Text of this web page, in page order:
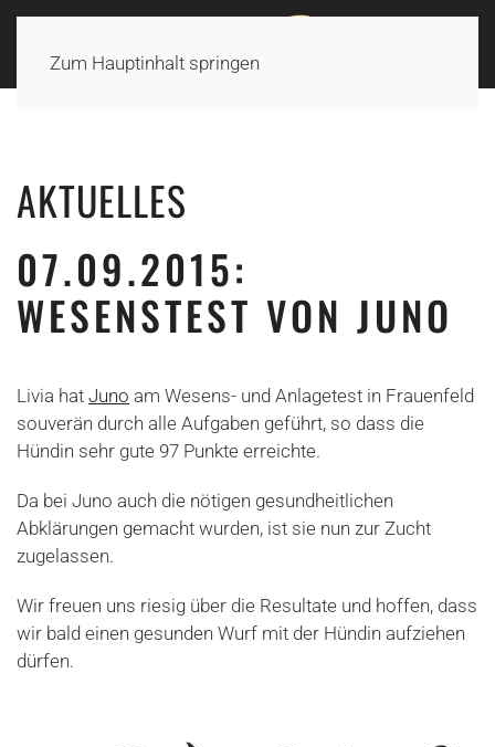
Zum Hauptinhalt springen
AKTUELLES
07.09.2015:
WESENSTEST VON JUNO
Livia hat Juno am Wesens- und Anlagetest in Frauenfeld
souverän durch alle Aufgaben geführt, so dass die
Hündin sehr gute 97 Punkte erreichte.
Da bei Juno auch die nötigen gesundheitlichen
Abklärungen gemacht wurden, ist sie nun zur Zucht
zugelassen.
Wir freuen uns riesig über die Resultate und hoffen, dass
wir bald einen gesunden Wurf mit der Hündin aufziehen
dürfen.